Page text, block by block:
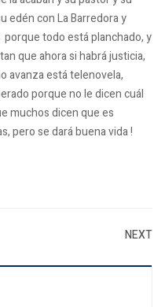
edén con La Barredora y
todo está planchado, y
que ahora si habrá justicia,
avanza está telenovela,
porque no le dicen cuál
muchos dicen que es
pero se dará buena vida !
NEXT